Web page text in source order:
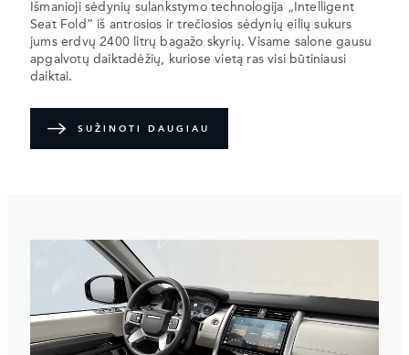
Išmanioji sėdynių sulankstymo technologija „Intelligent
Seat Fold” iš antrosios ir trečiosios sėdynių eilių sukurs
jums erdvų 2400 litrų bagažo skyrių. Visame salone gausu
apgalvotų daiktadėžių, kuriose vietą ras visi būtiniausi
daiktai.
SUŽINOTI DAUGIAU